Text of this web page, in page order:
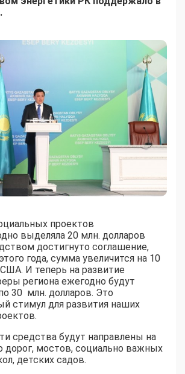
проектов
выделяла 20 млн. долларов
достигнуто соглашение,
года, сумма увеличится на 10
И теперь на развитие
региона ежегодно будут
30 млн. долларов. Это
стимул для развития наших
средства будут направлены на
дорог, мостов, социально важных
детских садов.